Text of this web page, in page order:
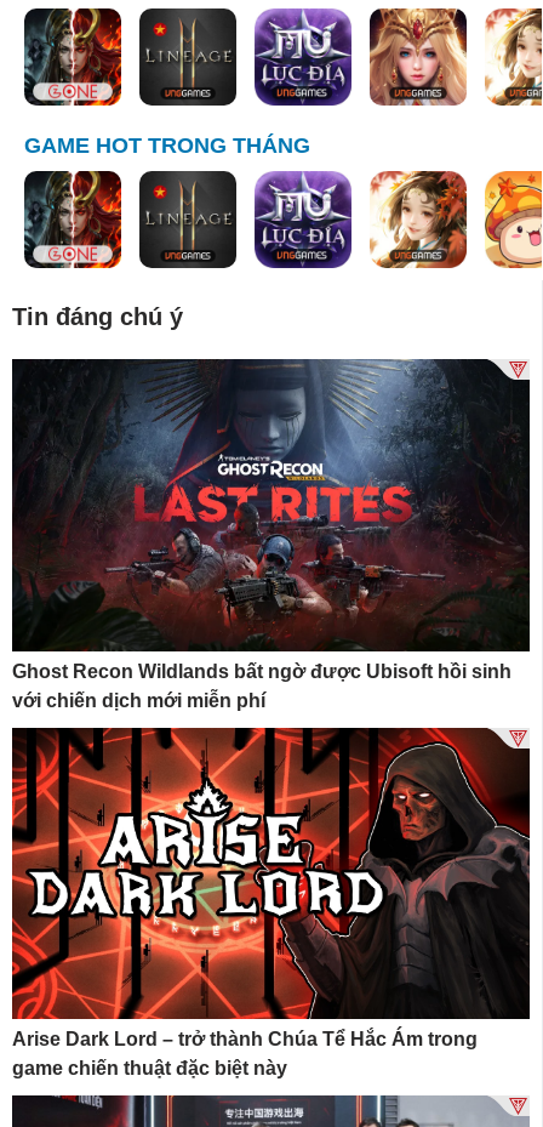
GAME HOT TRONG THÁNG
Tin đáng chú ý
Ghost Recon Wildlands bất ngờ được Ubisoft hồi sinh
với chiến dịch mới miễn phí
Arise Dark Lord – trở thành Chúa Tể Hắc Ám trong
game chiến thuật đặc biệt này